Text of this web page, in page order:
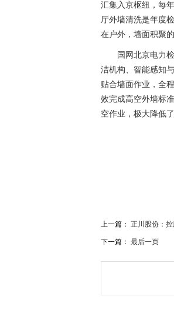
汇集入京枢纽，每
厅外墙清洗是年度
在户外，墙面积聚
国网北京电力
洁机构、智能感知
贴合墙面作业，全
效完成高空外墙标
空作业，极大降低
上一篇： 正川股份：
下一篇： 最后一页